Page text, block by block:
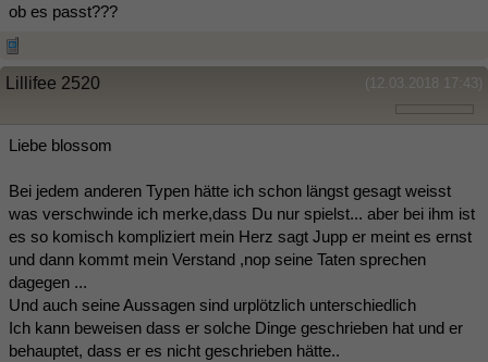
ob es passt???
(12.03.2018 17:43)
Lillifee 2520
Liebe blossom
Bei jedem anderen Typen hätte ich schon längst gesagt weisst
was verschwinde ich merke,dass Du nur spielst... aber bei ihm ist
es so komisch kompliziert mein Herz sagt Jupp er meint es ernst
und dann kommt mein Verstand ,nop seine Taten sprechen
dagegen ...
Und auch seine Aussagen sind urplötzlich unterschiedlich
Ich kann beweisen dass er solche Dinge geschrieben hat und er
behauptet, dass er es nicht geschrieben hätte..